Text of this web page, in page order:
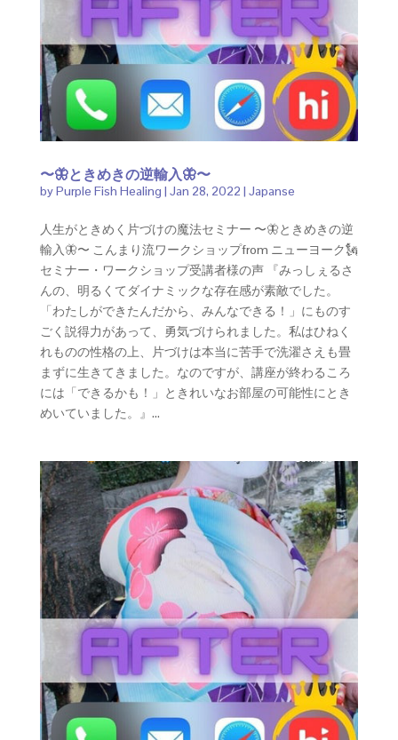
〜🦋ときめきの逆輸入🦋〜
byPurple Fish Healing | Jan 28, 2022 | Japanse
人生がときめく片づけの魔法セミナー 〜🦋ときめきの逆
輸入🦋〜 こんまり流ワークショップfrom ニューヨーク🗽
セミナー・ワークショップ受講者様の声 『みっしぇるさ
んの、明るくてダイナミックな存在感が素敵でした。
「わたしができたんだから、みんなできる！」にものす
ごく説得力があって、勇気づけられました。私はひねく
れものの性格の上、片づけは本当に苦手で洗濯さえも畳
まずに生きてきました。なのですが、講座が終わるころ
には「できるかも！」ときれいなお部屋の可能性にとき
めいていました。』...